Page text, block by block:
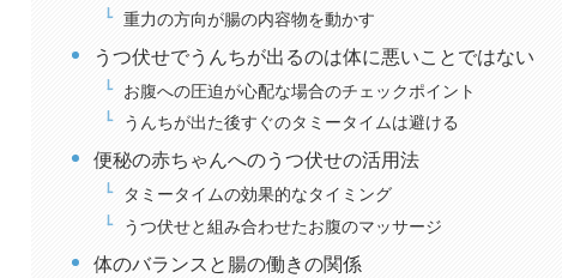
重力の方向が腸の内容物を動かす
うつ伏せでうんちが出るのは体に悪いことではない
お腹への圧迫が心配な場合のチェックポイント
うんちが出た後すぐのタミータイムは避ける
便秘の赤ちゃんへのうつ伏せの活用法
タミータイムの効果的なタイミング
うつ伏せと組み合わせたお腹のマッサージ
体のバランスと腸の働きの関係